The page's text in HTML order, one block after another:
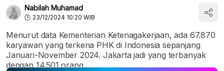
Nabilah Muhamad
23/12/2024 10:20 WIB
Menurut data Kementerian Ketenagakerjaan, ada 67.870
karyawan yang terkena PHK di Indonesia sepanjang
Januari-November 2024. Jakarta jadi yang terbanyak
dengan 14.501 orang.